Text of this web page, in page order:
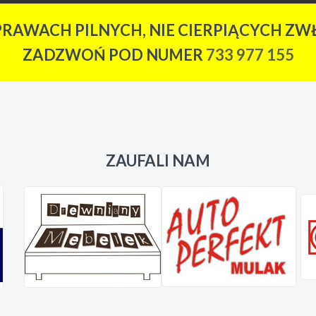
PILNYCH, NIE CIERPIĄCYCH
ZADZWOŃ POD NUMER 733 977 155
ZAUFALI NAM